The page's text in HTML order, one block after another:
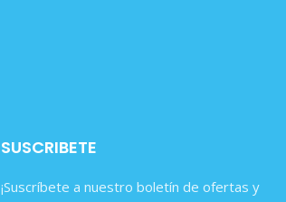
SUSCRIBETE
¡Suscríbete a nuestro boletín de ofertas y